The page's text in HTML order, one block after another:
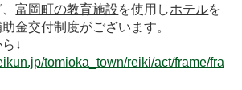
、富岡町の教育施設を使用しホテルを
金交付制度がございます。
↓
tomioka_town/reiki/act/frame/